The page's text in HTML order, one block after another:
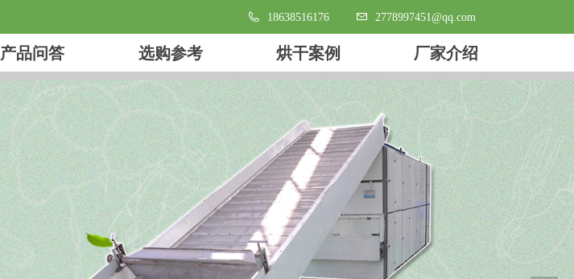
18638516176 2778997451@qq.com
产品问答
产品问答
选购参考
选购参考
烘干案例
烘干案例
厂家介绍
厂家介绍